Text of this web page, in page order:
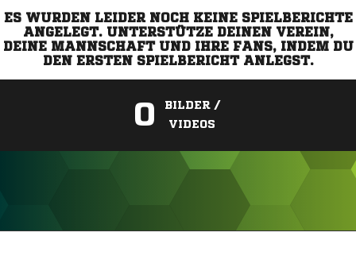
ES WURDEN LEIDER NOCH KEINE SPIELBERICHTE
ANGELEGT. UNTERSTÜTZE DEINEN VEREIN,
DEINE MANNSCHAFT UND IHRE FANS, INDEM DU
DEN ERSTEN SPIELBERICHT ANLEGST.
0
BILDER /
VIDEOS